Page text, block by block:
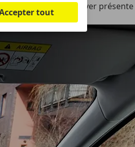
En sus, ce crossover
tout